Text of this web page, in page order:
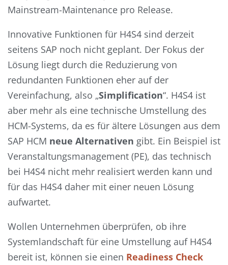
Mainstream-Maintenance pro Release.
Innovative Funktionen für H4S4 sind derzeit
seitens SAP noch nicht geplant. Der Fokus der
Lösung liegt durch die Reduzierung von
redundanten Funktionen eher auf der
Vereinfachung, also „Simplification“. H4S4 ist
aber mehr als eine technische Umstellung des
HCM-Systems, da es für ältere Lösungen aus dem
SAP HCM neue Alternativen gibt. Ein Beispiel ist
Veranstaltungsmanagement (PE), das technisch
bei H4S4 nicht mehr realisiert werden kann und
für das H4S4 daher mit einer neuen Lösung
aufwartet.
Wollen Unternehmen überprüfen, ob ihre
Systemlandschaft für eine Umstellung auf H4S4
bereit ist, können sie einen Readiness Check